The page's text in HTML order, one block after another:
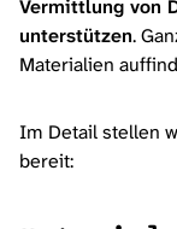
Vermittlung von
unterstützen.
Materialien
Im Detail stellen
bereit: